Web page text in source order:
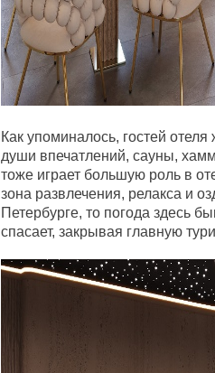
Как упоминалось, гостей
души впечатлений, сауны,
тоже играет большую роль в
зона развлечения, релакса и
Петербурге, то погода здесь
спасает, закрывая главную